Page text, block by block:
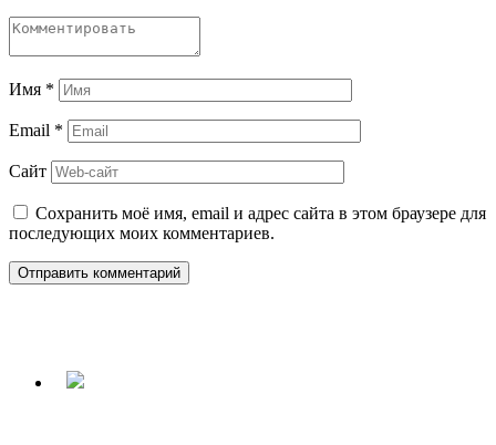
Имя *
Email *
Сайт
Сохранить моё имя, email и адрес сайта в этом браузере для
последующих моих комментариев.